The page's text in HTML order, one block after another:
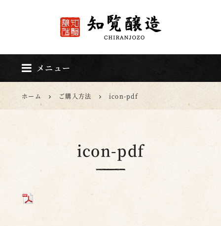
メニュー
ホーム ご購入方法 icon-pdf
icon-pdf